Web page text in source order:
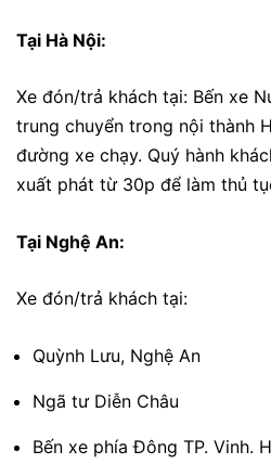
Tại Hà Nội:
Xe đón/trả khách tại: Bến xe
trung chuyển trong nội thành
đường xe chạy. Quý hành
xuất phát từ 30p để làm thủ
Tại Nghệ An:
Xe đón/trả khách tại:
Quỳnh Lưu, Nghệ An
Ngã tư Diễn Châu
Bến xe phía Đông TP. Vinh.